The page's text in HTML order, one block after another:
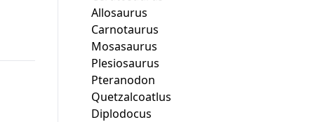
Allosaurus
Carnotaurus
Mosasaurus
Plesiosaurus
Pteranodon
Quetzalcoatlus
Diplodocus